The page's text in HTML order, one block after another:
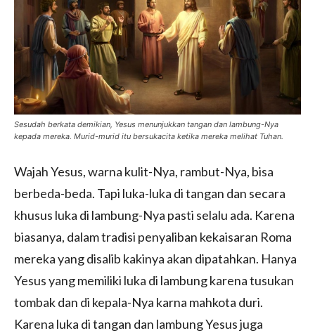
Sesudah berkata demikian, Yesus menunjukkan tangan dan lambung-Nya
kepada mereka. Murid-murid itu bersukacita ketika mereka melihat Tuhan.
Wajah Yesus, warna kulit-Nya, rambut-Nya, bisa
berbeda-beda. Tapi luka-luka di tangan dan secara
khusus luka di lambung-Nya pasti selalu ada. Karena
biasanya, dalam tradisi penyaliban kekaisaran Roma
mereka yang disalib kakinya akan dipatahkan. Hanya
Yesus yang memiliki luka di lambung karena tusukan
tombak dan di kepala-Nya karna mahkota duri.
Karena luka di tangan dan lambung Yesus juga